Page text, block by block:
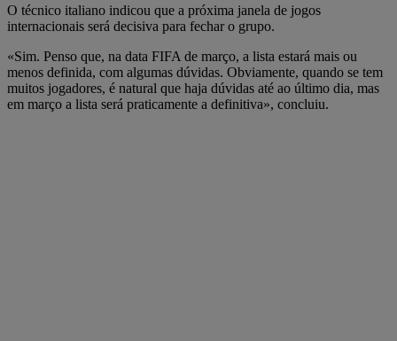
O técnico italiano indicou que a próxima janela de jogos
internacionais será decisiva para fechar o grupo.
«Sim. Penso que, na data FIFA de março, a lista estará mais ou
menos definida, com algumas dúvidas. Obviamente, quando se tem
muitos jogadores, é natural que haja dúvidas até ao último dia, mas
em março a lista será praticamente a definitiva», concluiu.